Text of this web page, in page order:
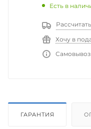
Есть в
Хочу в
Самовывоз
ГАРАНТИЯ